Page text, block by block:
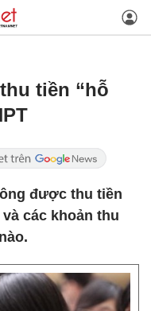
tiền “hỗ
được thu tiền
các khoản thu